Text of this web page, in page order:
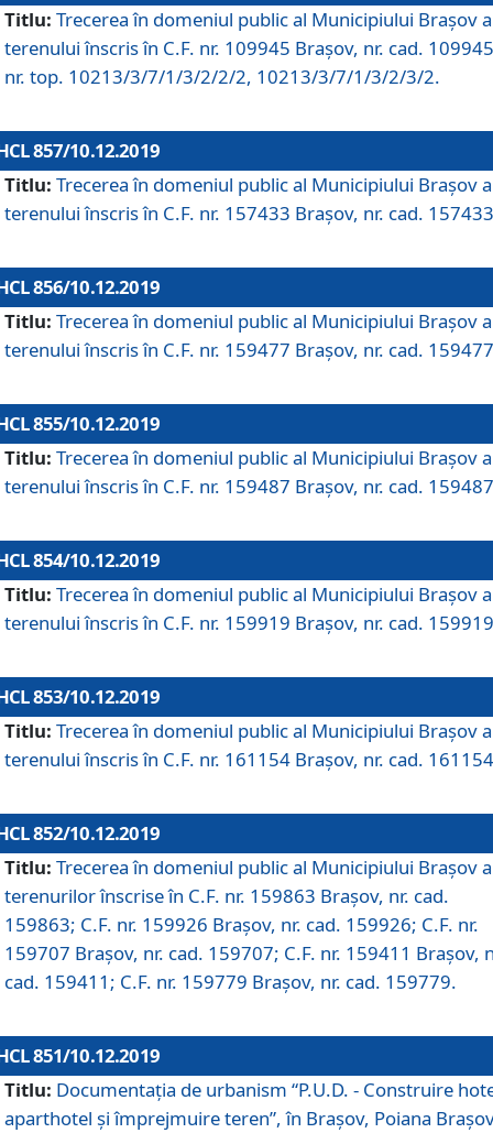
Titlu: Trecerea în domeniul public al Municipiului Braşov a
terenului înscris în C.F. nr. 109945 Brașov, nr. cad.
nr. top. 10213/3/7/1/3/2/2/2, 10213/3/7/1/3/2/3/2.
857/10.12.2019
Titlu: Trecerea în domeniul public al Municipiului Braşov a
terenului înscris în C.F. nr. 157433 Brașov, nr. cad.
856/10.12.2019
Titlu: Trecerea în domeniul public al Municipiului Braşov a
terenului înscris în C.F. nr. 159477 Brașov, nr. cad.
855/10.12.2019
Titlu: Trecerea în domeniul public al Municipiului Braşov a
terenului înscris în C.F. nr. 159487 Brașov, nr. cad.
854/10.12.2019
Titlu: Trecerea în domeniul public al Municipiului Braşov a
terenului înscris în C.F. nr. 159919 Brașov, nr. cad.
853/10.12.2019
Titlu: Trecerea în domeniul public al Municipiului Braşov a
terenului înscris în C.F. nr. 161154 Brașov, nr. cad.
852/10.12.2019
Titlu: Trecerea în domeniul public al Municipiului Braşov a
terenurilor înscrise în C.F. nr. 159863 Brașov, nr. cad.
159863; C.F. nr. 159926 Brașov, nr. cad. 159926; C.F. nr.
159707 Brașov, nr. cad. 159707; C.F. nr. 159411 Brașov,
cad. 159411; C.F. nr. 159779 Brașov, nr. cad. 159779.
851/10.12.2019
Titlu: Documentaţia de urbanism “P.U.D. - Construire
aparthotel şi împrejmuire teren”, în Braşov, Poiana